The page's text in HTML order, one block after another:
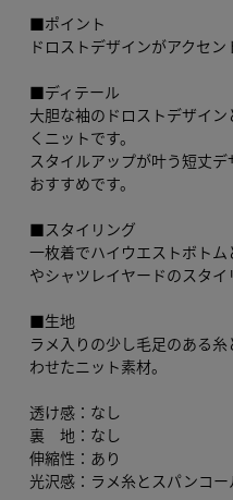
■ポイント
ドロストデザインがアクセン
■ディテール
大胆な袖のドロストデザイ
くニットです。
スタイルアップが叶う短丈
おすすめです。
■スタイリング
一枚着でハイウエストボト
やシャツレイヤードのスタイ
■生地
ラメ入りの少し毛足のある
わせたニット素材。
透け感：なし
裏 地：なし
伸縮性：あり
光沢感：ラメ糸とスパンコー